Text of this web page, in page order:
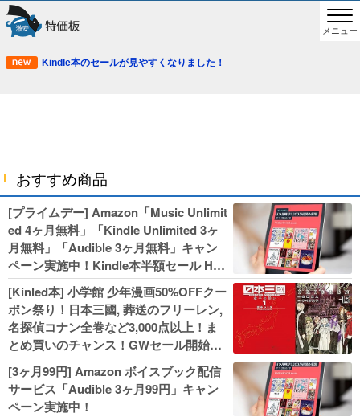
メニュー
Kindle本のセールが見やすくなりました！
おすすめ商品
[プライムデー] Amazon「Music Unlimit
ed 4ヶ月無料」「Kindle Unlimited 3ヶ
月無料」「Audible 3ヶ月無料」キャン
ペーン実施中！Kindle本半額セール HU
NTER×HUNTERなど集英社、無職転生,
幼女戦記などKADOKAWA、キャプテン
翼100円セールも！
[Kinled本] 小学館 少年漫画50%OFFクー
ポン祭り！日本三國, 葬送のフリーレン,
名探偵コナン全巻など3,000点以上！ま
とめ買いのチャンス！GWセール開始！
人気コミック多数 カドカワ祭やIT関連本
がセールに！
[3ヶ月99円] Amazon ボイスブック配信
サービス「Audible 3ヶ月99円」キャン
ペーン実施中！